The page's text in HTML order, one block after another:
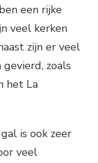
een rijke
veel kerken
zijn er veel
zoals
het La
is ook zeer
veel